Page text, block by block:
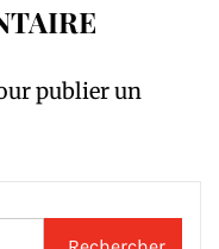
publier un